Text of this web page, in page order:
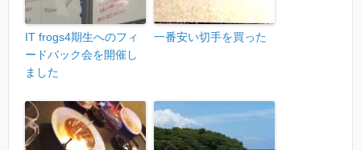
IT frogs4期生へのフィ
ードバック会を開催し
ました
一番安い切手を買った